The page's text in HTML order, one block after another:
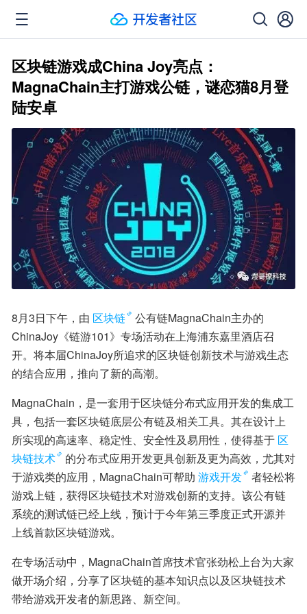
区块链游戏成China Joy亮点：
MagnaChain主打游戏公链，谜恋猫8月登
陆安卓
8月3日下午，由 区块链
公有链MagnaChain主办的
ChinaJoy《链游101》专场活动在上海浦东嘉里酒店召
开。将本届ChinaJoy所追求的区块链创新技术与游戏生态
的结合应用，推向了新的高潮。
MagnaChain，是一套用于区块链分布式应用开发的集成工
具，包括一套区块链底层公有链及相关工具。其在设计上
所实现的高速率、稳定性、安全性及易用性，使得基于 区
块链技术
的分布式应用开发更具创新及更为高效，尤其对
于游戏类的应用，MagnaChain可帮助 游戏开发
者轻松将
游戏上链，获得区块链技术对游戏创新的支持。该公有链
系统的测试链已经上线，预计于今年第三季度正式开源并
上线首款区块链游戏。
在专场活动中，MagnaChain首席技术官张劲松上台为大家
做开场介绍，分享了区块链的基本知识点以及区块链技术
带给游戏开发者的新思路、新空间。